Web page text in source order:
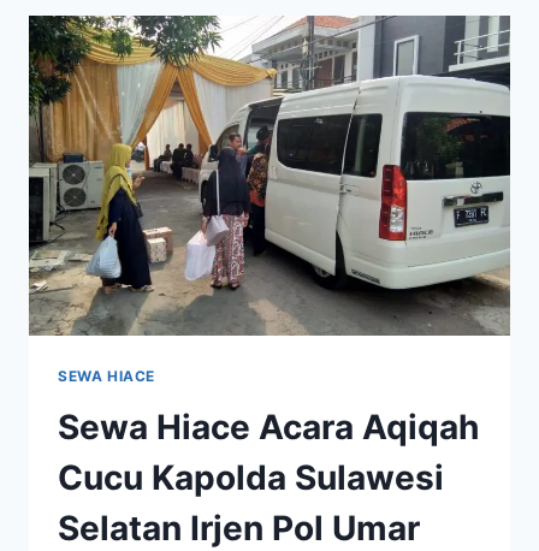
TRANSPORTASI
KARYAWAN
DI
MASA
PANDEMI
SEWA HIACE
Sewa Hiace Acara Aqiqah
Cucu Kapolda Sulawesi
Selatan Irjen Pol Umar